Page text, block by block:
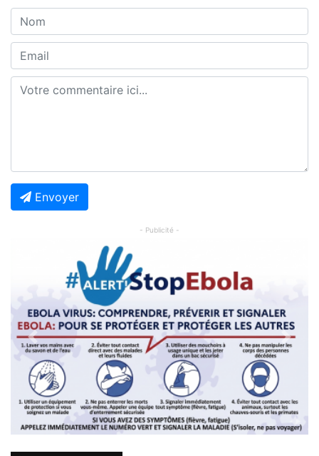
Envoyer
- Publicité -
Previous Next